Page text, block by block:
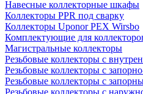
Навесные коллекторные шкафы
Коллекторы PPR под сварку
Коллекторы Uponor PEX Wirsbo
Комплектующие для
Магистральные коллекторы
Резьбовые коллекторы с
Резьбовые коллекторы с
Резьбовые коллекторы с
Резьбовые коллекторы с